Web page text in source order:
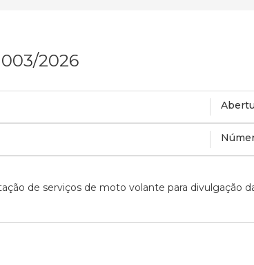
2026
de serviços de moto volante para divulgação